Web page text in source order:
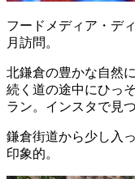
フードメディア・デ
月訪問。
北鎌倉の豊かな自然
続く道の途中にひっ
ラン。インスタで見
鎌倉街道から少し入
印象的。